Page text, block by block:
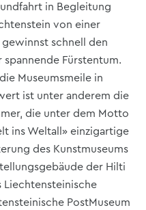
in Begleitung
von einer
schnell den
Fürstentum.
Museumsmeile in
ist unter anderem die
die unter dem Motto
ins Weltall» einzigartige
des Kunstmuseums
der Hilti
Liechtensteinische
PostMuseum